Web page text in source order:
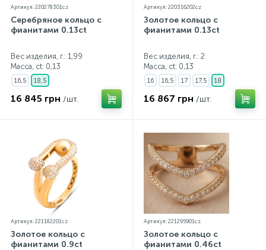
Артикул: 220278301cz
Серебряное кольцо с
фианитами 0.13ct
Вес изделия, г.: 1,99
Масса, ct: 0,13
16,5 18,5
16 845 грн /шт.
Артикул: 220316202cz
Золотое кольцо с
фианитами 0.13ct
Вес изделия, г.: 2
Масса, ct: 0,13
16 16,5 17 17,5 18
16 867 грн /шт.
Артикул: 221182201cz
Золотое кольцо с
фианитами 0.9ct
Артикул: 221295901cz
Золотое кольцо с
фианитами 0.46ct